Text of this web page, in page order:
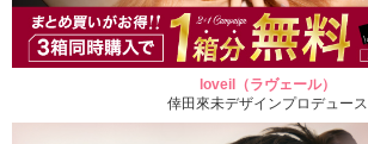
loveil（ラヴェール）
倖田來未デザインプロデュース